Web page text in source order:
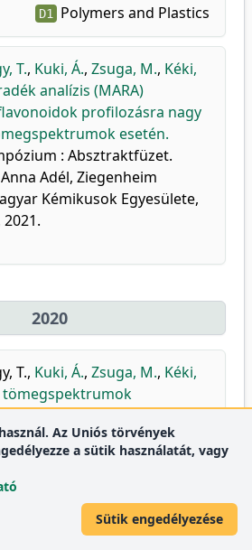
D1 Polymers and Plastics
T., Kuki, Á., Zsuga, M., Kéki,
analízis (MARA)
profilozásra nagy
esetén.
: Absztraktfüzet.
Adél, Ziegenheim
Kémikusok Egyesülete,
2020
T., Kuki, Á., Zsuga, M., Kéki,
Vegyészkonferencia =
Conference on
Majdik Kornélia, Erdélyi
Tudományos Társaság
Kolozsvár, 28,
Az Uniós törvények
a sütik használatát, vagy
Sütik engedélyezése